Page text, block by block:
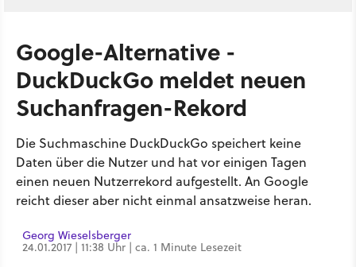
Google-Alternative -
DuckDuckGo meldet neuen
Suchanfragen-Rekord
Die Suchmaschine DuckDuckGo speichert keine
Daten über die Nutzer und hat vor einigen Tagen
einen neuen Nutzerrekord aufgestellt. An Google
reicht dieser aber nicht einmal ansatzweise heran.
Georg Wieselsberger
24.01.2017 | 11:38 Uhr | ca. 1 Minute Lesezeit